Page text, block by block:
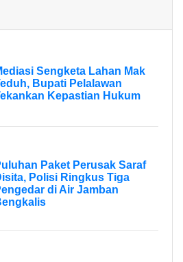
Sengketa Lahan Mak
Bupati Pelalawan
Kepastian Hukum
Paket Perusak Saraf
Polisi Ringkus Tiga
di Air Jamban